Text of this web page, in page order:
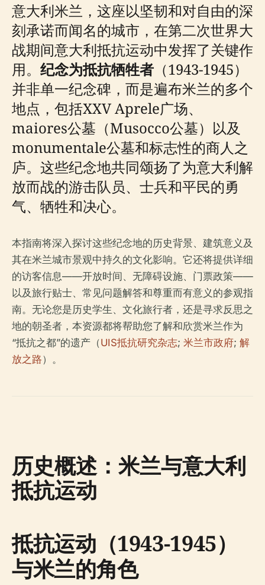
意大利米兰，这座以坚韧和对自由的深
刻承诺而闻名的城市，在第二次世界大
战期间意大利抵抗运动中发挥了关键作
用。 纪念为抵抗牺牲者 （1943-1945）
并非单一纪念碑，而是遍布米兰的多个
地点，包括XXV Aprele广场、
maiores公墓（Musocco公墓）以及
monumentale公墓和标志性的商人之
庐。这些纪念地共同颂扬了为意大利解
放而战的游击队员、士兵和平民的勇
气、牺牲和决心。
本指南将深入探讨这些纪念地的历史背景、建筑意义及
其在米兰城市景观中持久的文化影响。它还将提供详细
的访客信息——开放时间、无障碍设施、门票政策——
以及旅行贴士、常见问题解答和尊重而有意义的参观指
南。无论您是历史学生、文化旅行者，还是寻求反思之
地的朝圣者，本资源都将帮助您了解和欣赏米兰作为
“抵抗之都”的遗产（UIS抵抗研究杂志; 米兰市政府; 解
放之路）。
历史概述：米兰与意大利
抵抗运动
抵抗运动（1943-1945）
与米兰的角色